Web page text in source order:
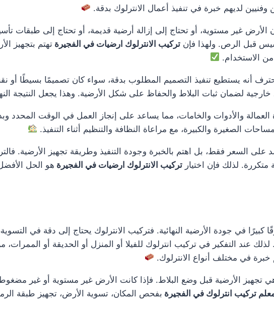
وفنيين لديهم خبرة في تنفيذ أعمال الانترلوك بدقة.
الأرض غير مستوية، أو تحتاج إلى إزالة أرضية قديمة، أو تحتاج إلى طبقات
قبل الرص. ولهذا فإن تركيب الانترلوك ارضيات في الفجيرة تهتم بتجهيز
الاستخدام.
أنه يستطيع تنفيذ التصميم المطلوب بدقة، سواء كان تصميمًا بسيطًا أو
لضمان ثبات البلاط والحفاظ على شكل الأرضية. وهذا يجعل النتيجة
والأدوات والخامات، مما يساعد على إنجاز العمل في الوقت المحدد
الصغيرة والكبيرة، مع مراعاة النظافة والتنظيم أثناء التنفيذ.
على السعر فقط، بل اهتم بالخبرة وجودة التنفيذ وطريقة تجهيز الأرضية.
متكررة. لذلك فإن اختيار تركيب الانترلوك ارضيات في الفجيرة هو الحل
في جودة الأرضية النهائية. فتركيب الانترلوك يحتاج إلى دقة في
عند التفكير في تركيب انترلوك للفيلا أو المنزل أو الحديقة أو الممرات،
في مختلف أنواع الانترلوك.
تجهيز الأرضية قبل وضع البلاط. فإذا كانت الأرض غير مستوية أو غير
تركيب انترلوك في الفجيرة بفحص المكان، تسوية الأرض، تجهيز طبقة